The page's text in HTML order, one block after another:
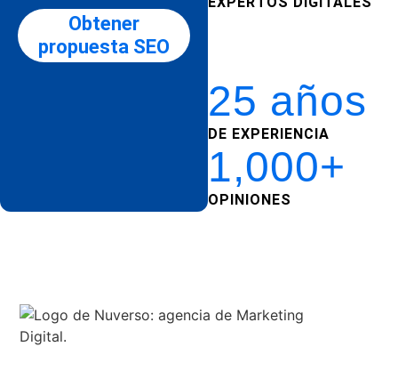
Obtener
propuesta SEO
1,000+
OPINIONES
25 años
DE EXPERIENCIA